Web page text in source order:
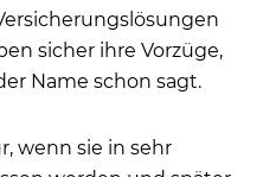
sicher ihre Vorzüge,
Name schon sagt.
wenn sie in sehr